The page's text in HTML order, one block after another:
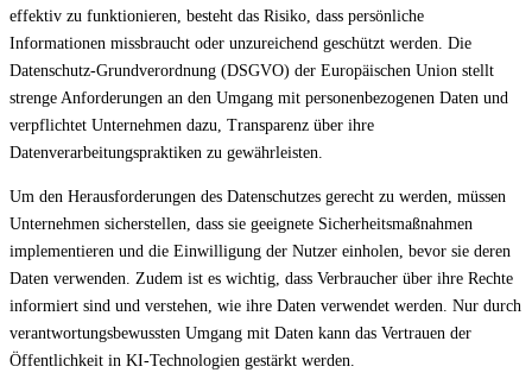
effektiv zu funktionieren, besteht das Risiko, dass persönliche
Informationen missbraucht oder unzureichend geschützt werden. Die
Datenschutz-Grundverordnung (DSGVO) der Europäischen Union stellt
strenge Anforderungen an den Umgang mit personenbezogenen Daten und
verpflichtet Unternehmen dazu, Transparenz über ihre
Datenverarbeitungspraktiken zu gewährleisten.
Um den Herausforderungen des Datenschutzes gerecht zu werden, müssen
Unternehmen sicherstellen, dass sie geeignete Sicherheitsmaßnahmen
implementieren und die Einwilligung der Nutzer einholen, bevor sie deren
Daten verwenden. Zudem ist es wichtig, dass Verbraucher über ihre Rechte
informiert sind und verstehen, wie ihre Daten verwendet werden. Nur durch
verantwortungsbewussten Umgang mit Daten kann das Vertrauen der
Öffentlichkeit in KI-Technologien gestärkt werden.